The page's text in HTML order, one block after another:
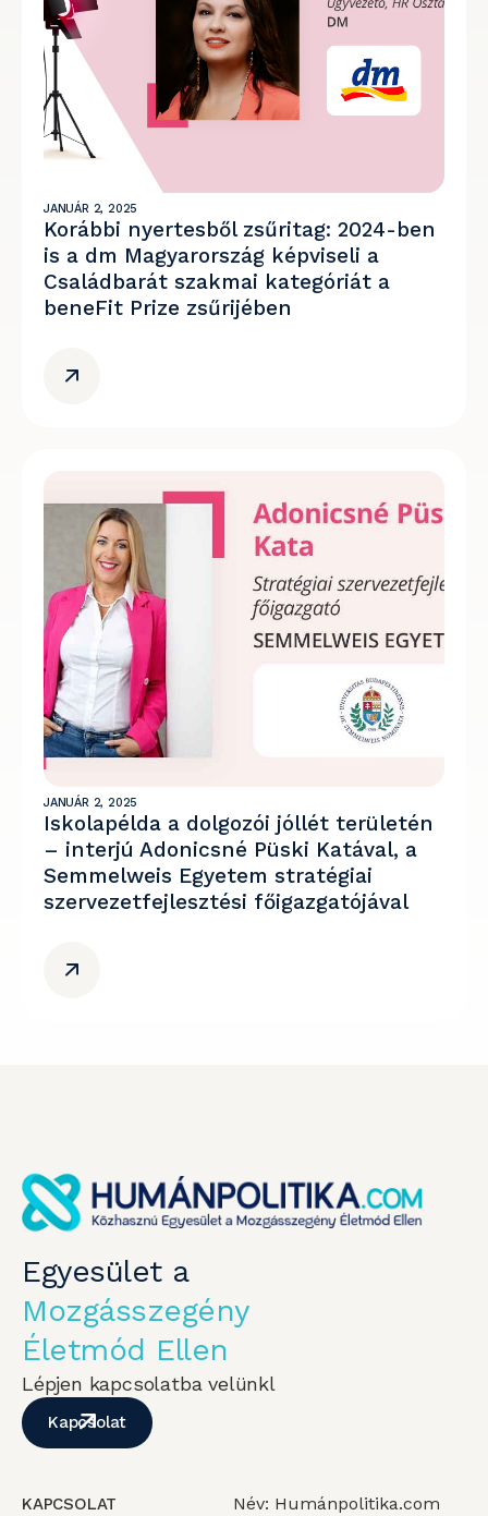
JANUÁR 2, 2025
Korábbi nyertesből zsűritag: 2024-ben
is a dm Magyarország képviseli a
Családbarát szakmai kategóriát a
beneFit Prize zsűrijében
JANUÁR 2, 2025
Iskolapélda a dolgozói jóllét területén
– interjú Adonicsné Püski Katával, a
Semmelweis Egyetem stratégiai
szervezetfejlesztési főigazgatójával
Egyesület a
Mozgásszegény
Életmód Ellen
Lépjen kapcsolatba velünkl
Kapcsolat
KAPCSOLAT Név: Humánpolitika.com